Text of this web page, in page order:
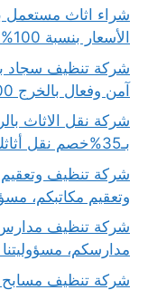
الأسعار بنسبة 100%اتصل بنا الان
آمن وفعال بالخرج 100%اتصل بنا الان
شركة نقل الاثاث
بـ35%خصم نقل أثاثك بأمان وسهولة اتصل بنا الان
وتعقيم مكاتبكم،
مدارسكم،